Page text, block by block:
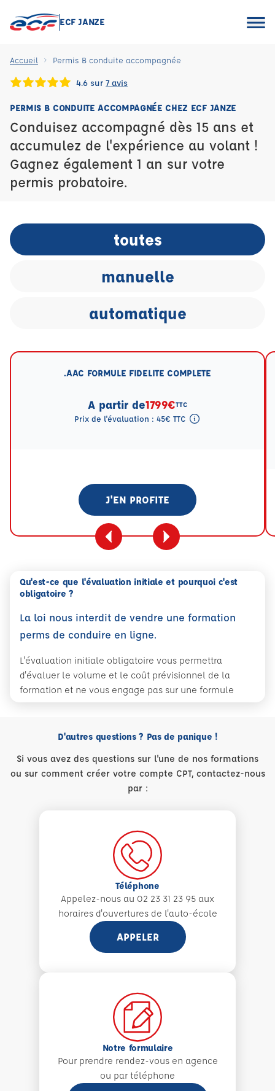
ECF JANZE
Accueil Permis B conduite accompagnée
4.6 sur 7 avis
PERMIS B CONDUITE ACCOMPAGNÉE CHEZ ECF JANZE
Conduisez accompagné dès 15 ans et
accumulez de l'expérience au volant !
Gagnez également 1 an sur votre
permis probatoire.
toutes
manuelle
automatique
.AAC FORMULE FIDELITE COMPLETE
A partir de1799€TTC
Prix de l'évaluation : 45€ TTC
J'EN PROFITE
Qu'est-ce que l'évaluation initiale et pourquoi c'est
obligatoire ?
La loi nous interdit de vendre une formation
perms de conduire en ligne.
L'évaluation initiale obligatoire vous permettra
d'évaluer le volume et le coût prévisionnel de la
formation et ne vous engage pas sur une formule
D'autres questions ? Pas de panique !
Si vous avez des questions sur l'une de nos formations
ou sur comment créer votre compte CPT, contactez-nous
par :
Téléphone
Appelez-nous au 02 23 31 23 95 aux
horaires d'ouvertures de l'auto-école
APPELER
Notre formulaire
Pour prendre rendez-vous en agence
ou par téléphone